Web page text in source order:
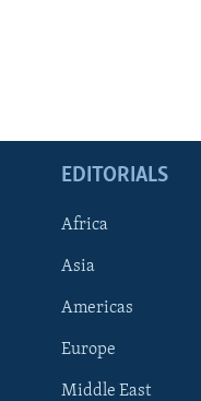
EDITORIALS
Africa
Asia
Americas
Europe
Middle East